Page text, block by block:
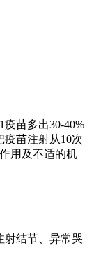
苗多出30-40%
疫苗注射从10次
用及不适的机
射结节、异常哭